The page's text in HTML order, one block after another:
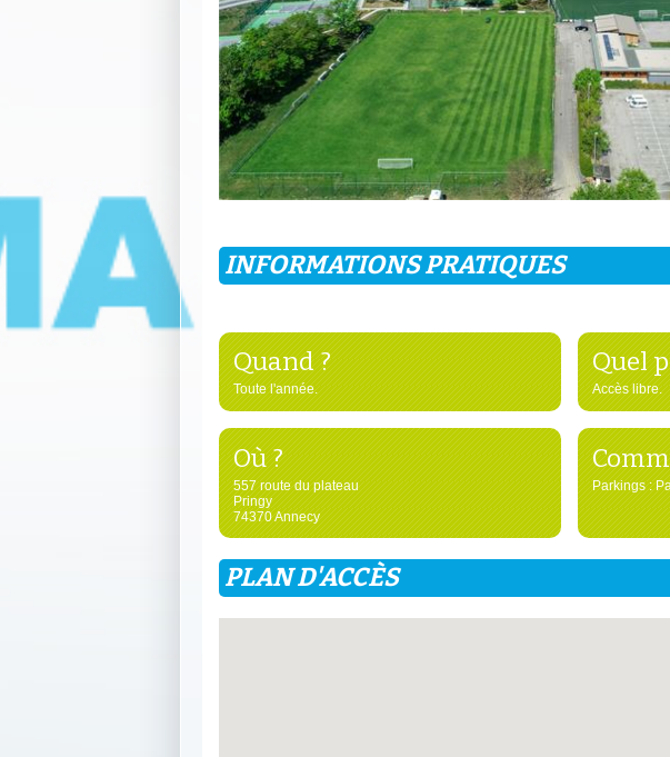
INFORMATIONS PRATIQUES
Quand ?
Toute l'année.
Quel
Accès libre.
Où ?
557 route du plateau
Pringy
74370 Annecy
Parkings :
PLAN D'ACCÈS